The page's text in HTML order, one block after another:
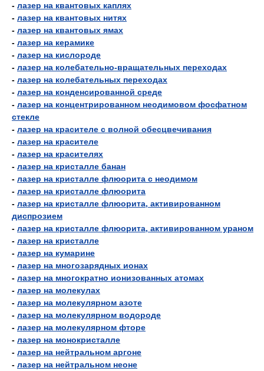
- лазер на квантовых каплях
- лазер на квантовых нитях
- лазер на квантовых ямах
- лазер на керамике
- лазер на кислороде
- лазер на колебательно-вращательных переходах
- лазер на колебательных переходах
- лазер на конденсированной среде
- лазер на концентрированном неодимовом фосфатном
стекле
- лазер на красителе с волной обесцвечивания
- лазер на красителе
- лазер на красителях
- лазер на кристалле банан
- лазер на кристалле флюорита с неодимом
- лазер на кристалле флюорита
- лазер на кристалле флюорита, активированном
диспрозием
- лазер на кристалле флюорита, активированном ураном
- лазер на кристалле
- лазер на кумарине
- лазер на многозарядных ионах
- лазер на многократно ионизованных атомах
- лазер на молекулах
- лазер на молекулярном азоте
- лазер на молекулярном водороде
- лазер на молекулярном фторе
- лазер на монокристалле
- лазер на нейтральном аргоне
- лазер на нейтральном неоне